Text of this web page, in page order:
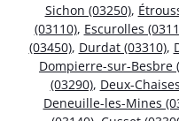
Sichon (03250),
(03110), Escurolles
(03450), Durdat (03310),
Dompierre-sur-Besbre
(03290), Deux-
Deneuille-les-Mines